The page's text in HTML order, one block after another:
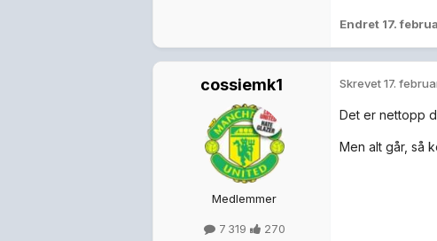
Endret 17.
cossiemk1
Medlemmer
7 319 270
Skrevet17.
Det er nettopp
Men alt går, så